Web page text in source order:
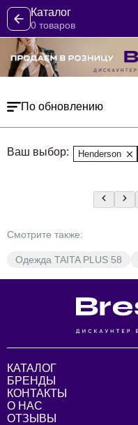
Каталог
0 товаров
По обновлению
Ваш выбор: Henderson
Смотрите также:
Одежда TAITA PLUS 58
КАТАЛОГ
БРЕНДЫ
КОНТАКТЫ
О НАС
ОТЗЫВЫ